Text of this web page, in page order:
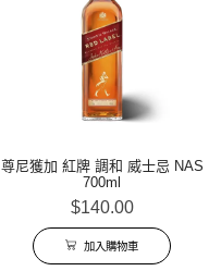
尊尼獲加 紅牌 調和 威士忌 NAS
700ml
$140.00
加入購物車